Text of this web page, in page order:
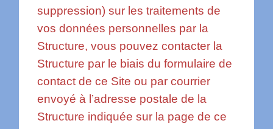
suppression) sur les traitements de
vos données personnelles par la
Structure, vous pouvez contacter la
Structure par le biais du formulaire de
contact de ce Site ou par courrier
envoyé à l’adresse postale de la
Structure indiquée sur la page de ce